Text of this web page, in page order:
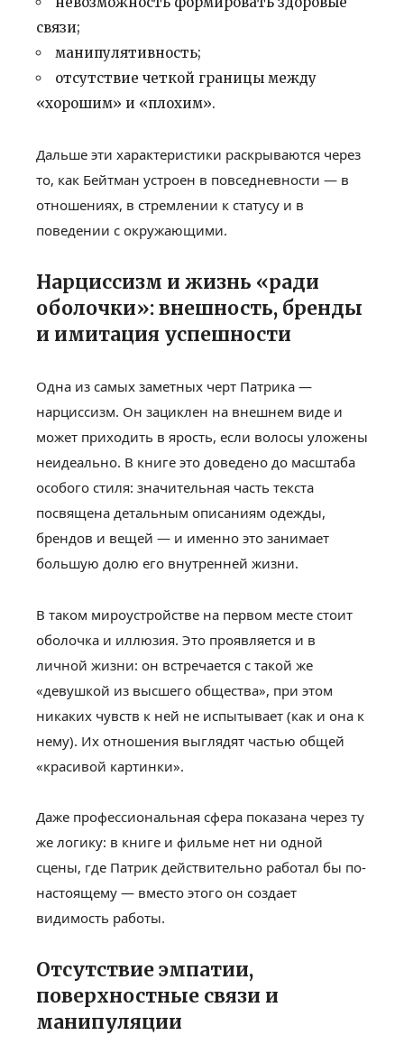
связи;
манипулятивность;
отсутствие четкой границы между
«хорошим» и «плохим».
Дальше эти характеристики раскрываются через
то, как Бейтман устроен в повседневности — в
отношениях, в стремлении к статусу и в
поведении с окружающими.
Нарциссизм и жизнь «ради
оболочки»: внешность, бренды
и имитация успешности
Одна из самых заметных черт Патрика —
нарциссизм. Он зациклен на внешнем виде и
может приходить в ярость, если волосы уложены
неидеально. В книге это доведено до масштаба
особого стиля: значительная часть текста
посвящена детальным описаниям одежды,
брендов и вещей — и именно это занимает
большую долю его внутренней жизни.
В таком мироустройстве на первом месте стоит
оболочка и иллюзия. Это проявляется и в
личной жизни: он встречается с такой же
«девушкой из высшего общества», при этом
никаких чувств к ней не испытывает (как и она к
нему). Их отношения выглядят частью общей
«красивой картинки».
Даже профессиональная сфера показана через ту
же логику: в книге и фильме нет ни одной
сцены, где Патрик действительно работал бы по-
настоящему — вместо этого он создает
видимость работы.
Отсутствие эмпатии,
поверхностные связи и
манипуляции